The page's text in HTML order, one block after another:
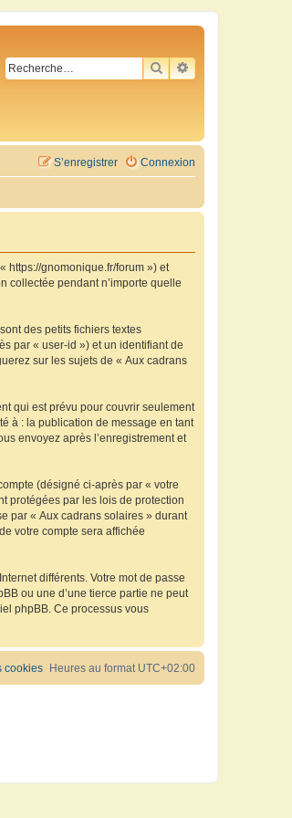
RECHERCHER
RECHERCHE
Connexion
S’enregistrer
https://gnomonique.fr/forum ») et
collectée pendant n’importe quelle
des petits fichiers textes
par « user-id ») et un identifiant de
sur les sujets de « Aux cadrans
qui est prévu pour couvrir seulement
à : la publication de message en tant
envoyez après l’enregistrement et
(désigné ci-après par « votre
protégées par les lois de protection
par « Aux cadrans solaires » durant
votre compte sera affichée
différents. Votre mot de passe
ou une d’une tierce partie ne peut
phpBB. Ce processus vous
Heures au format UTC+02:00
cookies